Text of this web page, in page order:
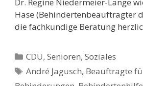
Hase (Behindertenbeauftragter
die fachkundige Beratung
Kategorien
CDU,Senioren,Soziales
Schlagwörter
André Jagusch, Beauftragte